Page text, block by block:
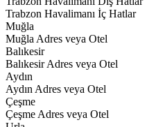
Trabzon Havalimanı İç Hatlar
Muğla
Muğla Adres veya Otel
Balıkesir
Balıkesir Adres veya Otel
Aydın
Aydın Adres veya Otel
Çeşme
Çeşme Adres veya Otel